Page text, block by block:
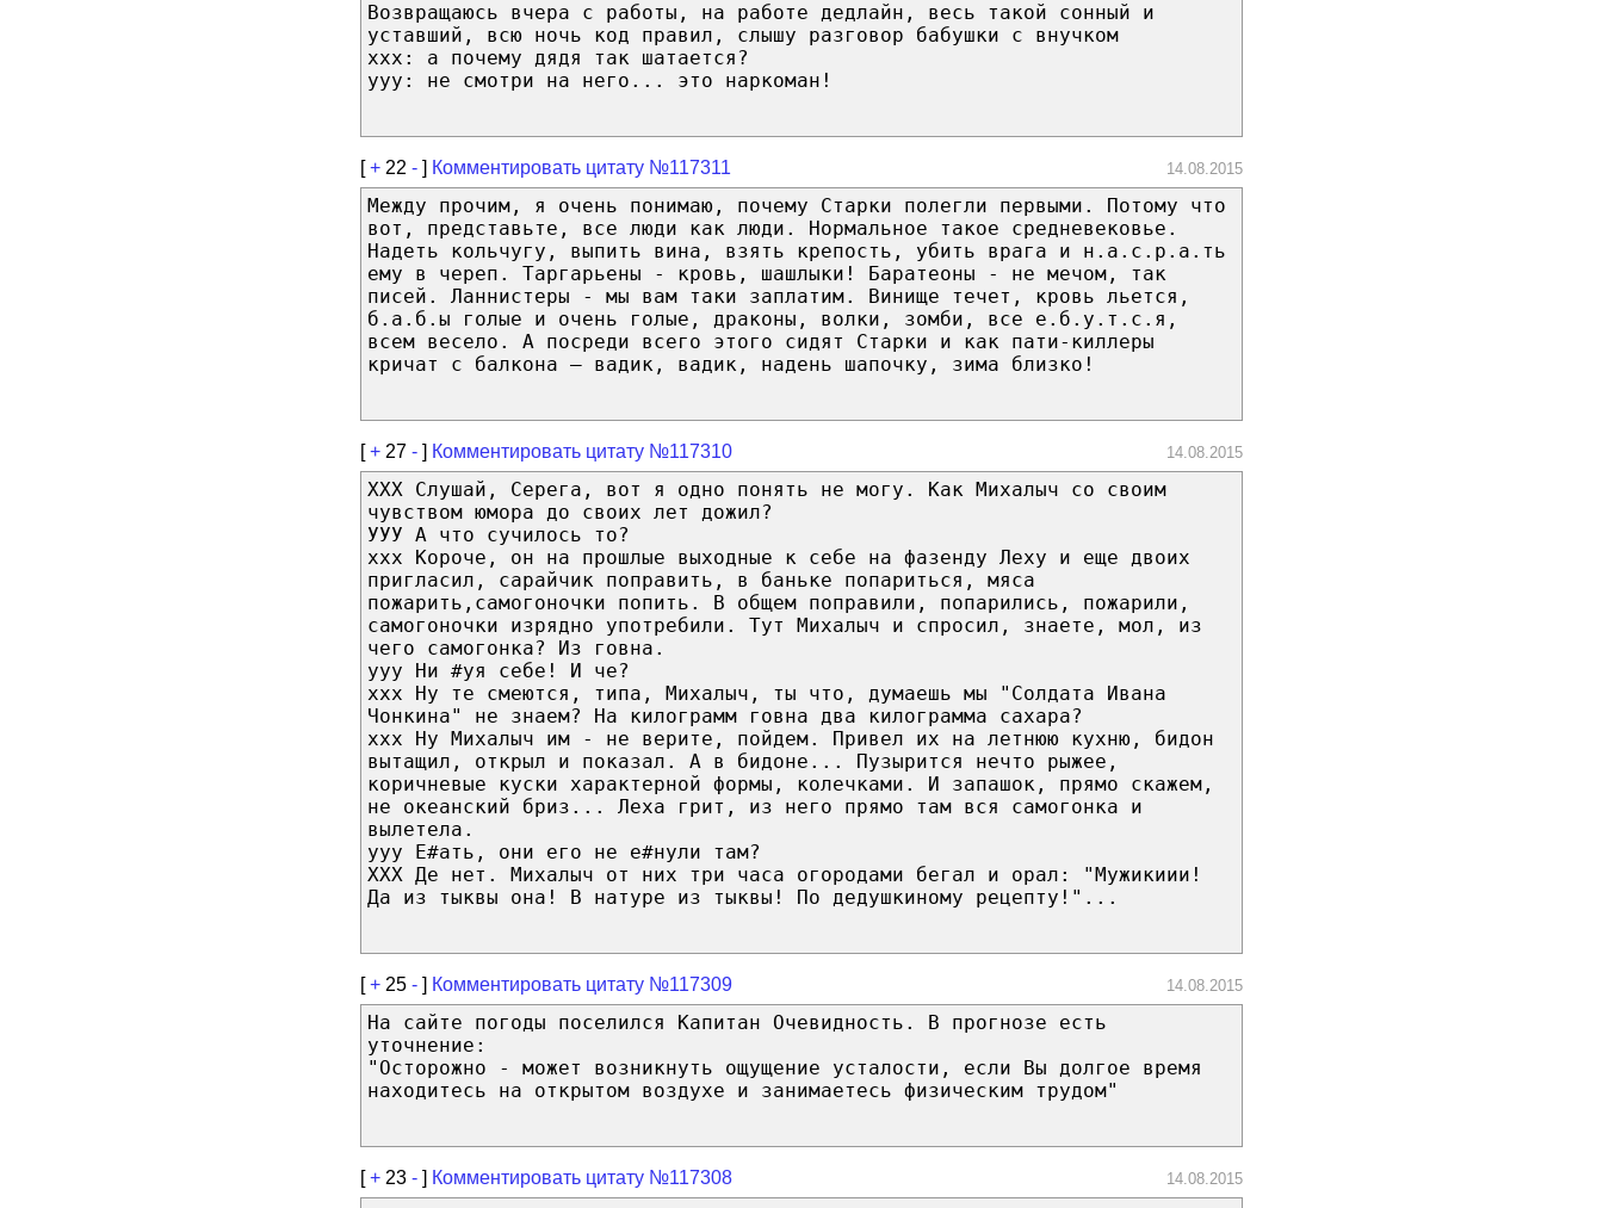
Возвращаюсь вчера с работы, на работе дедлайн, весь такой сонный и
уставший, всю ночь код правил, слышу разговор бабушки с внучком
ххх: а почему дядя так шатается?
ууу: не смотри на него... это наркоман!
[+ 22 - ] Комментировать цитату №117311 14.08.2015
Между прочим, я очень понимаю, почему Старки полегли первыми. Потому что
вот, представьте, все люди как люди. Нормальное такое средневековье.
Надеть кольчугу, выпить вина, взять крепость, убить врага и н.а.с.р.а.ть
ему в череп. Таргарьены - кровь, шашлыки! Баратеоны - не мечом, так
писей. Ланнистеры - мы вам таки заплатим. Винище течет, кровь льется,
б.а.б.ы голые и очень голые, драконы, волки, зомби, все е.б.у.т.с.я,
всем весело. А посреди всего этого сидят Старки и как пати-киллеры
кричат с балкона – вадик, вадик, надень шапочку, зима близко!
[+ 27 - ] Комментировать цитату №117310 14.08.2015
ХХХ Слушай, Серега, вот я одно понять не могу. Как Михалыч со своим
чувством юмора до своих лет дожил?
УУУ А что сучилось то?
ххх Короче, он на прошлые выходные к себе на фазенду Леху и еще двоих
пригласил, сарайчик поправить, в баньке попариться, мяса
пожарить,самогоночки попить. В общем поправили, попарились, пожарили,
самогоночки изрядно употребили. Тут Михалыч и спросил, знаете, мол, из
чего самогонка? Из говна.
ууу Ни #уя себе! И че?
ххх Ну те смеются, типа, Михалыч, ты что, думаешь мы "Солдата Ивана
Чонкина" не знаем? На килограмм говна два килограмма сахара?
ххх Ну Михалыч им - не верите, пойдем. Привел их на летнюю кухню, бидон
вытащил, открыл и показал. А в бидоне... Пузырится нечто рыжее,
коричневые куски характерной формы, колечками. И запашок, прямо скажем,
не океанский бриз... Леха грит, из него прямо там вся самогонка и
вылетела.
ууу Е#ать, они его не е#нули там?
ХХХ Де нет. Михалыч от них три часа огородами бегал и орал: "Мужикиии!
Да из тыквы она! В натуре из тыквы! По дедушкиному рецепту!"...
[+ 25 - ] Комментировать цитату №117309 14.08.2015
На сайте погоды поселился Капитан Очевидность. В прогнозе есть
уточнение:
"Осторожно - может возникнуть ощущение усталости, если Вы долгое время
находитесь на открытом воздухе и занимаетесь физическим трудом"
[+ 23 - ] Комментировать цитату №117308 14.08.2015